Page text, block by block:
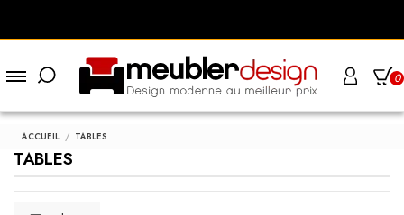
0
ACCUEIL TABLES
TABLES